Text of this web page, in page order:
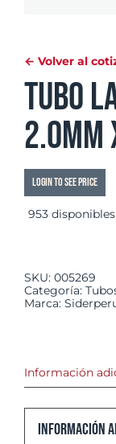
← Volver al
Tubo
Login to see price
953 disponibles
SKU: 005269
Categoría:
Marca:
Información
Información